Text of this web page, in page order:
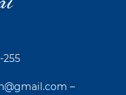
255
–